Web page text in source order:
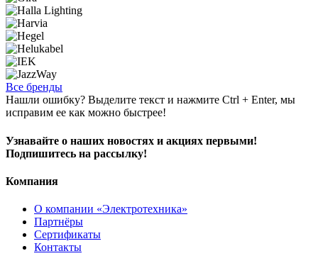
Все бренды
Нашли ошибку? Выделите текст и нажмите Ctrl + Enter, мы
исправим ее как можно быстрее!
Узнавайте о наших новостях и акциях первыми!
Подпишитесь на рассылку!
Компания
О компании «Электротехника»
Партнёры
Сертификаты
Контакты